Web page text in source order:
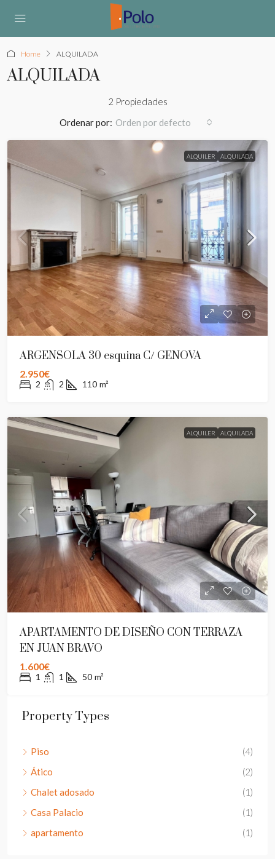
Home ALQUILADA
ALQUILADA
2 Propiedades
Ordenar por: Orden por defecto
ALQUILER ALQUILADA
ARGENSOLA 30 esquina C/ GENOVA
2.950€
2 2 110 m²
ALQUILER ALQUILADA
APARTAMENTO DE DISEÑO CON TERRAZA
EN JUAN BRAVO
1.600€
1 1 50 m²
Property Types
Piso
(4)
Ático
(2)
Chalet adosado
(1)
Casa Palacio
(1)
apartamento
(1)